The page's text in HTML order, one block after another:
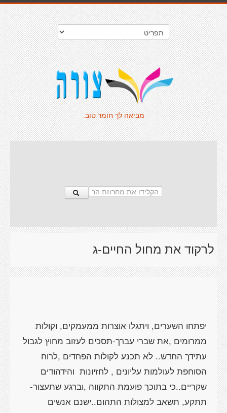
מביאה לך חומר טוב.
לרקוד את מחול החיים-ג
יפתחו השערים, ויתגלו אוצרות ממעמקים, וקולות
ממרומים ,את שברי עברך-תסכים לעזוב מחוץ לגבול
עתידך החדש.. לא תכנע לקולות הפחדים ,לרוח
הסוחפת לעולמות עליונים , לחזיונות והידהודים
שקריים..כי בתוכך פועמת התקווה ,וברגע שתעצור-
תתקע, תשאב למצולות התהום..ישנם אנשים